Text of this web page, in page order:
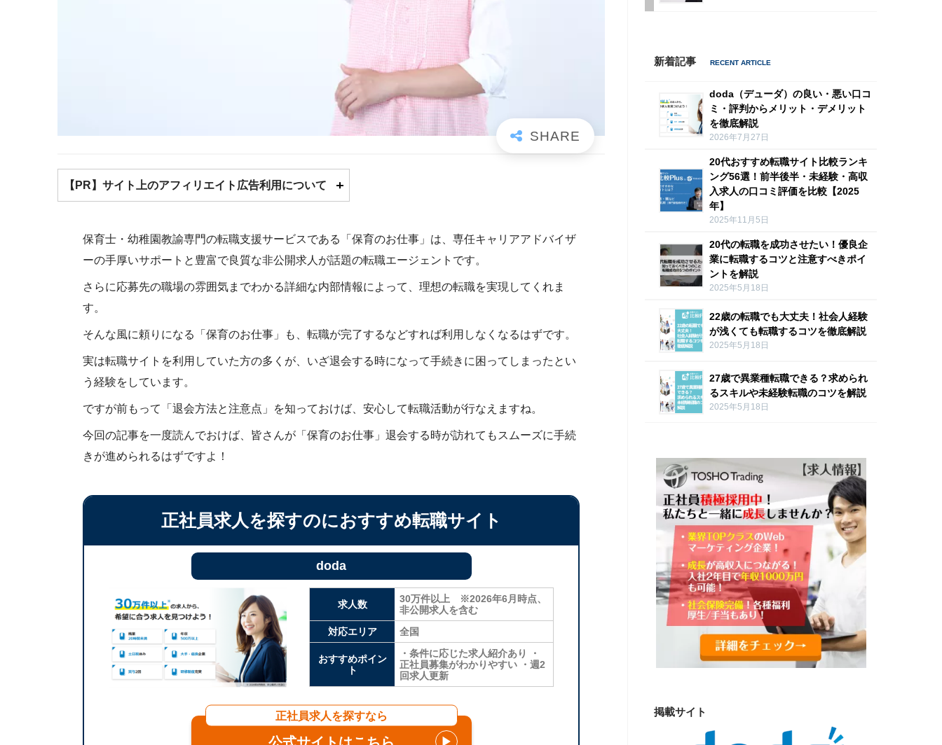
【PR】サイト上のアフィリエイト広告利用について
保育士・幼稚園教諭専門の転職支援サービスである「保育のお仕事」は、専任キャリアアドバイザ
ーの手厚いサポートと豊富で良質な非公開求人が話題の転職エージェントです。
さらに応募先の職場の雰囲気までわかる詳細な内部情報によって、理想の転職を実現してくれま
す。
そんな風に頼りになる「保育のお仕事」も、転職が完了するなどすれば利用しなくなるはずです。
実は転職サイトを利用していた方の多くが、いざ退会する時になって手続きに困ってしまったとい
う経験をしています。
ですが前もって「退会方法と注意点」を知っておけば、安心して転職活動が行なえますね。
今回の記事を一度読んでおけば、皆さんが「保育のお仕事」退会する時が訪れてもスムーズに手続
きが進められるはずですよ！
正社員求人を探すのにおすすめ転職サイト
doda
求人数
30万件以上 ※2026年6月時点、
非公開求人を含む
対応エリア
全国
おすすめポイン
ト
・条件に応じた求人紹介あり ・
正社員募集がわかりやすい ・週2
回求人更新
正社員求人を探すなら
▶
新着記事
doda（デューダ）の良い・悪い口コ
ミ・評判からメリット・デメリット
を徹底解説
2026年7月27日
20代おすすめ転職サイト比較ランキ
ング56選！前半後半・未経験・高収
入求人の口コミ評価を比較【2025
年】
2025年11月5日
20代の転職を成功させたい！優良企
業に転職するコツと注意すべきポイ
ントを解説
2025年5月18日
22歳の転職でも大丈夫！社会人経験
が浅くても転職するコツを徹底解説
2025年5月18日
27歳で異業種転職できる？求められ
るスキルや未経験転職のコツを解説
2025年5月18日
掲載サイト